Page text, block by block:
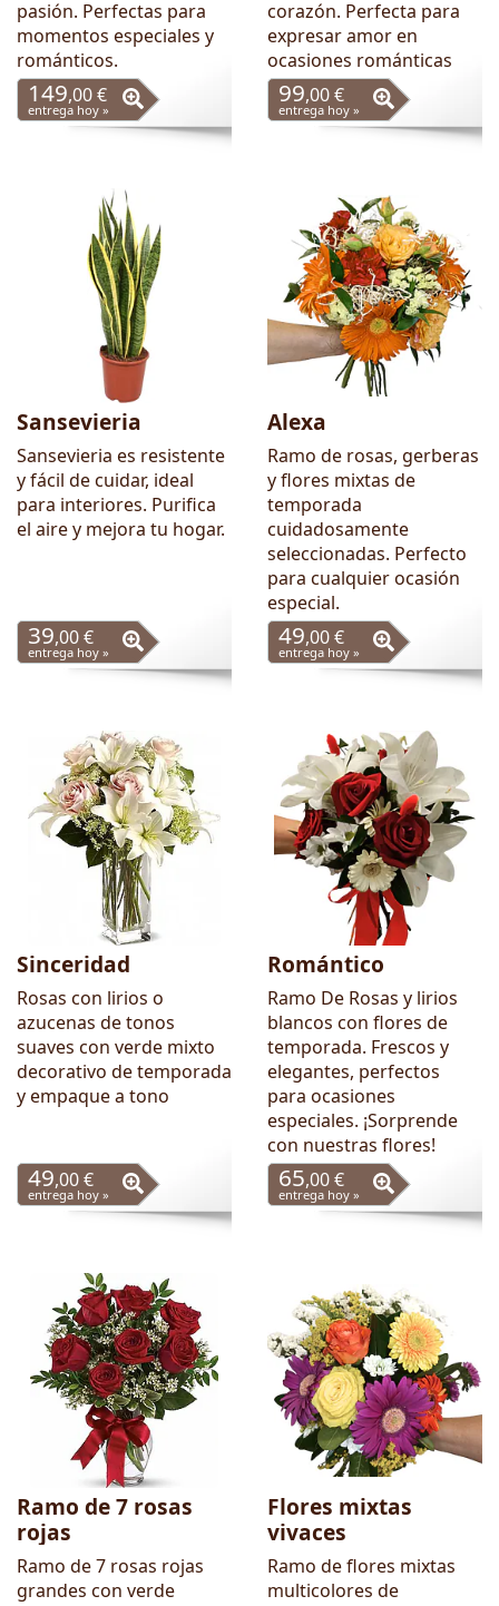
pasión. Perfectas para
momentos especiales y
románticos.
149,00 €
entrega hoy »
corazón. Perfecta para
expresar amor en
ocasiones románticas
99,00 €
entrega hoy »
Sansevieria
Sansevieria es resistente
y fácil de cuidar, ideal
para interiores. Purifica
el aire y mejora tu hogar.
39,00 €
entrega hoy »
Alexa
Ramo de rosas, gerberas
y flores mixtas de
temporada
cuidadosamente
seleccionadas. Perfecto
para cualquier ocasión
especial.
49,00 €
entrega hoy »
Sinceridad
Rosas con lirios o
azucenas de tonos
suaves con verde mixto
decorativo de temporada
y empaque a tono
49,00 €
entrega hoy »
Romántico
Ramo De Rosas y lirios
blancos con flores de
temporada. Frescos y
elegantes, perfectos
para ocasiones
especiales. ¡Sorprende
con nuestras flores!
65,00 €
entrega hoy »
Ramo de 7 rosas
rojas
Ramo de 7 rosas rojas
grandes con verde
Flores mixtas
vivaces
Ramo de flores mixtas
multicolores de